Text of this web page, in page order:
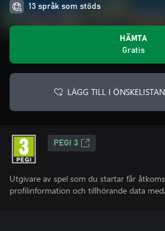
13 språk som stöds
HÄMTA
Gratis
LÄGG TILL I ÖNSKELISTAN
PEGI 3
Utgivare av spel som du startar får
profilinformation och tillhörande data